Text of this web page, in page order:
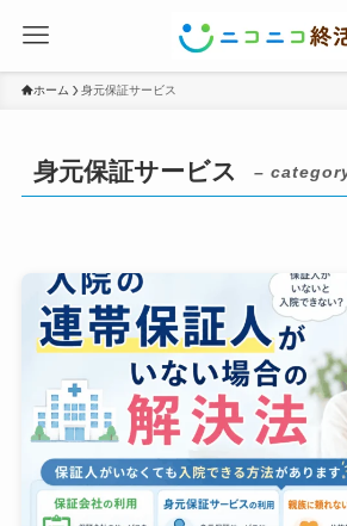
ホーム 身元保証サービス
身元保証サービス –